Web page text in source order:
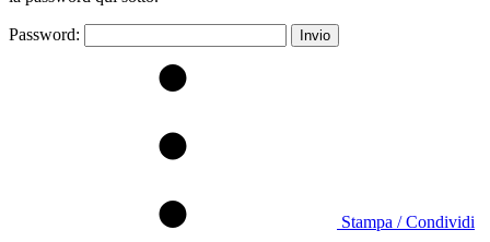
Password:
Stampa / Condividi